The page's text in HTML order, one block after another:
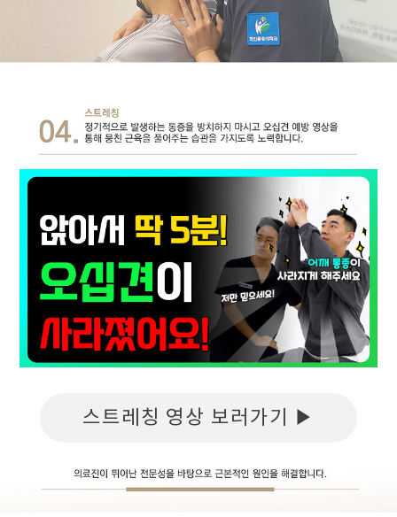
스트레칭 영상 보러가기 ▶